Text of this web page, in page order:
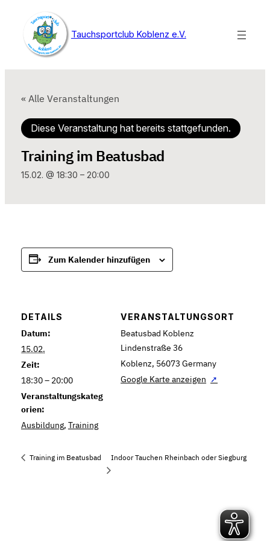
Tauchsportclub Koblenz e.V.
« Alle Veranstaltungen
Diese Veranstaltung hat bereits stattgefunden.
Training im Beatusbad
15.02. @ 18:30 – 20:00
Zum Kalender hinzufügen
DETAILS
Datum:
15.02.
Zeit:
18:30 – 20:00
Veranstaltungskateg
orien:
Ausbildung, Training
VERANSTALTUNGSORT
Beatusbad Koblenz
Lindenstraße 36
Koblenz, 56073 Germany
Google Karte anzeigen
Training im Beatusbad Indoor Tauchen Rheinbach oder Siegburg